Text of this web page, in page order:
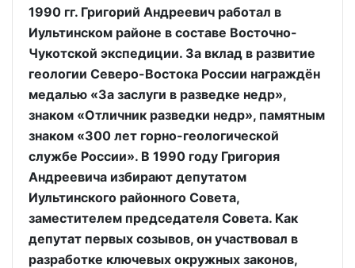
1990 гг. Григорий Андреевич работал в
Иультинском районе в составе Восточно-
Чукотской экспедиции. За вклад в развитие
геологии Северо-Востока России награждён
медалью «За заслуги в разведке недр»,
знаком «Отличник разведки недр», памятным
знаком «300 лет горно-геологической
службе России». В 1990 году Григория
Андреевича избирают депутатом
Иультинского районного Совета,
заместителем председателя Совета. Как
депутат первых созывов, он участвовал в
разработке ключевых окружных законов,